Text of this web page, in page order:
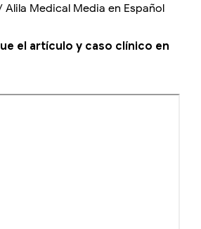
Alila Medical Media en Español
el artículo y caso clínico en